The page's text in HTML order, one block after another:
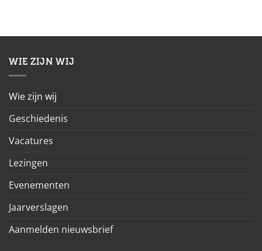
WIE ZIJN WIJ
Wie zijn wij
Geschiedenis
Vacatures
Lezingen
Evenementen
Jaarverslagen
Aanmelden nieuwsbrief